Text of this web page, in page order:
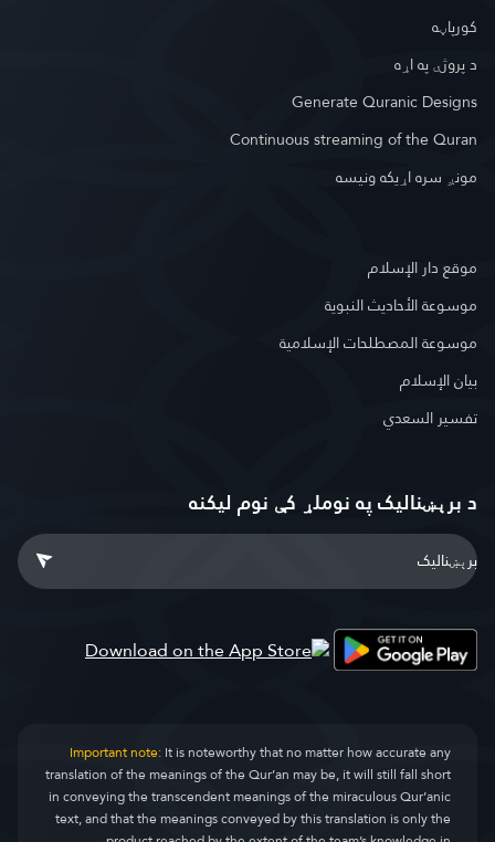
کور‌پاڼه
د پروژې په اړه
Generate Quranic Designs
Continuous streaming of the Quran
مونږ سره اړیکه ونیسه
موقع دار الإسلام
موسوعة الأحاديث النبوية
موسوعة المصطلحات الإسلامية
بيان الإسلام
تفسير السعدي
د برېښنالیک په نوملړ کې نوم لیکنه
Important note:It is noteworthy that no matter how accurate any
translation of the meanings of the Qur’an may be, it will still fall short
in conveying the transcendent meanings of the miraculous Qur’anic
text, and that the meanings conveyed by this translation is only the